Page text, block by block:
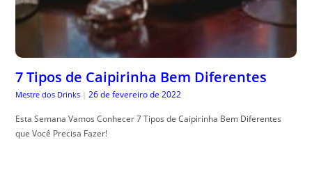
7 Tipos de Caipirinha Bem Diferentes
Mestre dos Drinks | 26 de fevereiro de 2022
Esta Semana Vamos Conhecer 7 Tipos de Caipirinha Bem Diferentes
que Você Precisa Fazer!